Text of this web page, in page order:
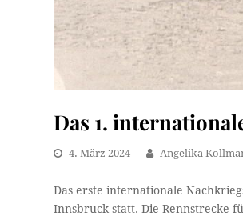
Das 1.
4. März 2024 Angelika
Das erste internationale
Innsbruck statt. Die Rennstrecke